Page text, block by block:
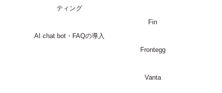
ティング
AI chat bot・FAQの導入
Fin
Frontegg
Vanta